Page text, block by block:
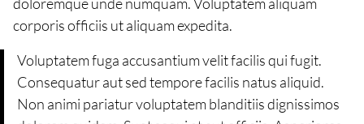
corporis officiis ut aliquam expedita.
Voluptatem fuga accusantium velit facilis qui fugit.
Consequatur aut sed tempore facilis natus aliquid.
Non animi pariatur voluptatem blanditiis dignissimos